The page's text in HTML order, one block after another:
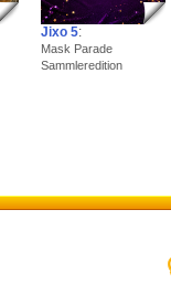
Jixo 5:
Mask Parade
Sammleredition